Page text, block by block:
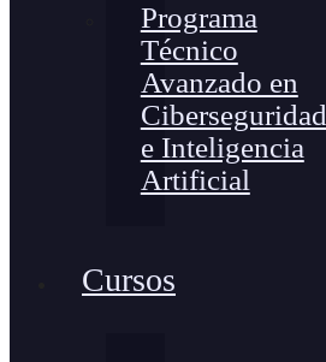
Programa
Técnico
Avanzado en
Ciberseguridad
e Inteligencia
Artificial
Cursos